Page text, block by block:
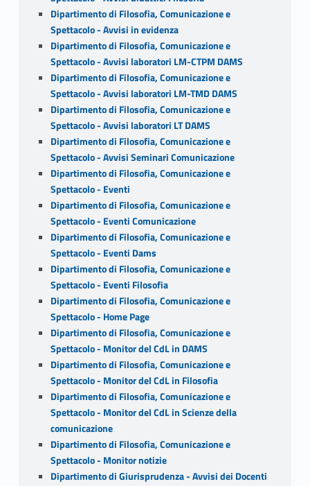
Dipartimento di Filosofia, Comunicazione e
Spettacolo - Avvisi in evidenza
Dipartimento di Filosofia, Comunicazione e
Spettacolo - Avvisi laboratori LM-CTPM DAMS
Dipartimento di Filosofia, Comunicazione e
Spettacolo - Avvisi laboratori LM-TMD DAMS
Dipartimento di Filosofia, Comunicazione e
Spettacolo - Avvisi laboratori LT DAMS
Dipartimento di Filosofia, Comunicazione e
Spettacolo - Avvisi Seminari Comunicazione
Dipartimento di Filosofia, Comunicazione e
Spettacolo - Eventi
Dipartimento di Filosofia, Comunicazione e
Spettacolo - Eventi Comunicazione
Dipartimento di Filosofia, Comunicazione e
Spettacolo - Eventi Dams
Dipartimento di Filosofia, Comunicazione e
Spettacolo - Eventi Filosofia
Dipartimento di Filosofia, Comunicazione e
Spettacolo - Home Page
Dipartimento di Filosofia, Comunicazione e
Spettacolo - Monitor del CdL in DAMS
Dipartimento di Filosofia, Comunicazione e
Spettacolo - Monitor del CdL in Filosofia
Dipartimento di Filosofia, Comunicazione e
Spettacolo - Monitor del CdL in Scienze della
comunicazione
Dipartimento di Filosofia, Comunicazione e
Spettacolo - Monitor notizie
Dipartimento di Giurisprudenza - Avvisi dei Docenti